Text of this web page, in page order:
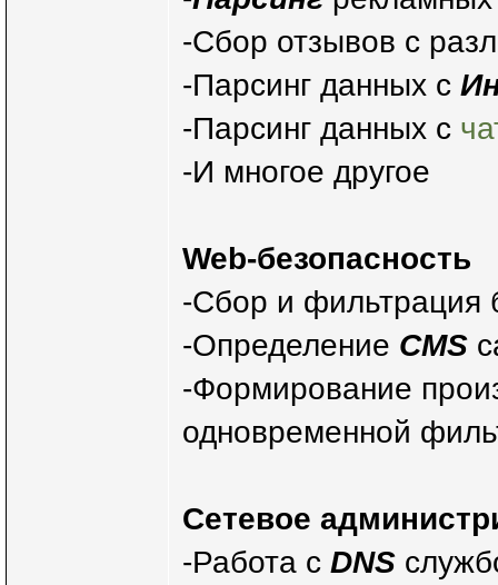
-Сбор отзывов с
-Парсинг данных с
-Парсинг данных с
-И многое другое
Web-безопасность
-Сбор и фильтрация
-Определение CMS
-Формирование
одновременной
Сетевое
-Работа с DNS